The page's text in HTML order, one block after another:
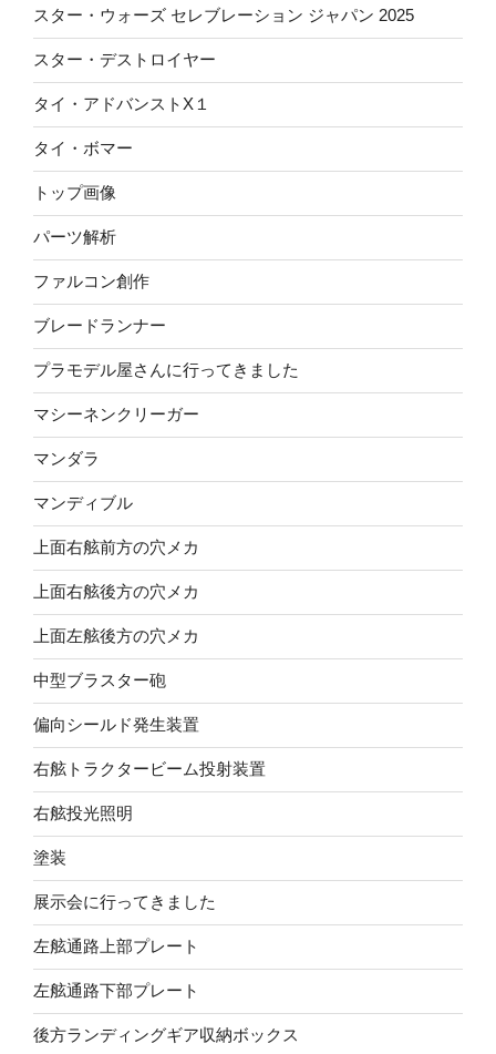
スター・ウォーズ セレブレーション ジャパン 2025
スター・デストロイヤー
タイ・アドバンストX１
タイ・ボマー
トップ画像
パーツ解析
ファルコン創作
ブレードランナー
プラモデル屋さんに行ってきました
マシーネンクリーガー
マンダラ
マンディブル
上面右舷前方の穴メカ
上面右舷後方の穴メカ
上面左舷後方の穴メカ
中型ブラスター砲
偏向シールド発生装置
右舷トラクタービーム投射装置
右舷投光照明
塗装
展示会に行ってきました
左舷通路上部プレート
左舷通路下部プレート
後方ランディングギア収納ボックス